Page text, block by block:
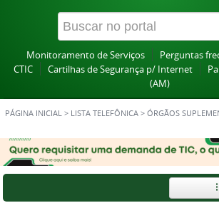
Monitoramento de Serviços Perguntas
CTIC
Cartilhas de Segurança p/ Internet
(AM)
PÁGINA INICIAL > LISTA TELEFÔNICA > ÓRGÃOS